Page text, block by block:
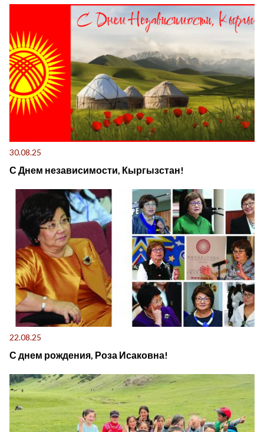
30.08.25
С Днем независимости, Кыргызстан!
22.08.25
С днем рождения, Роза Исаковна!